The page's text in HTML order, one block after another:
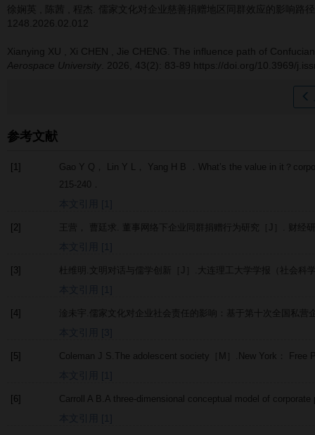
徐娴英 陈茜 程杰
儒家文化对企业慈善捐赠地区同群效应的影响路
1248.2026.02.012
Xianying XU Xi CHEN Jie CHENG
The influence path of
Aerospace University . 2026, 43(2): 83-89 https://doi.org/10.3969/
参考文献
[1] Gao Y Q ， Lin Y L ， Yang H B ．What’s the value in it？
215-240．
[2] 王营， 曹廷求. 董事网络下企业同群捐赠行为研究［J］. 财经
[3] 杜维明.文明对话与儒学创新［J］. 大连理工大学学报（社会科
[4] 淦未宇.儒家文化对企业社会责任的影响：基于第十次全国私
[5] Coleman J S The adolescent society ［M］.New York： Free
[6] Carroll A B .A three-dimensional conceptual model of